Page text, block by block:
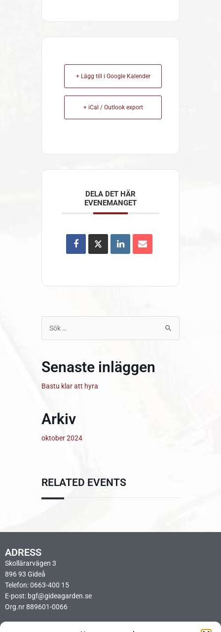
+ Lägg till i Google Kalender
+ iCal / Outlook export
DELA DET HÄR
EVENEMANGET
Sök
efter:
Senaste inläggen
Bastu klar att hyra
Arkiv
oktober 2024
RELATED EVENTS
ADRESS
Skollärarvägen 3
896 93 Gideå
Telefon: 0663-400 15
E-post: bgf@gideagarden.se
Org.nr 889601-0066